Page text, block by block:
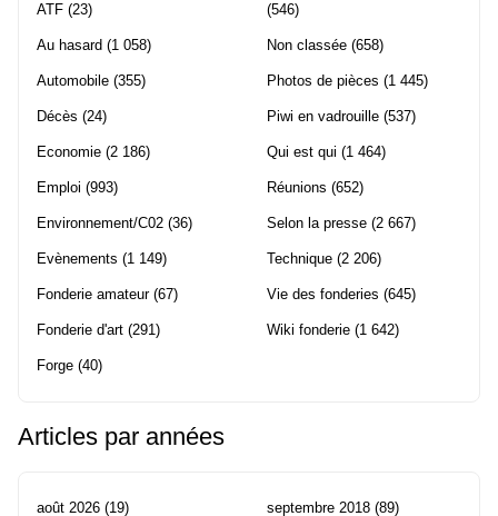
ATF (23)
Au hasard (1 058)
Automobile (355)
Décès (24)
Economie (2 186)
Emploi (993)
Environnement/C02 (36)
Evènements (1 149)
Fonderie amateur(67)
Fonderie d'art (291)
Forge (40)
(546)
Non classée (658)
Photos de pièces (1 445)
Piwi en vadrouille (537)
Qui est qui (1 464)
Réunions (652)
Selon la presse (2 667)
Technique (2 206)
Vie des fonderies (645)
Wiki fonderie (1 642)
Articles par années
août 2026 (19) septembre 2018 (89)